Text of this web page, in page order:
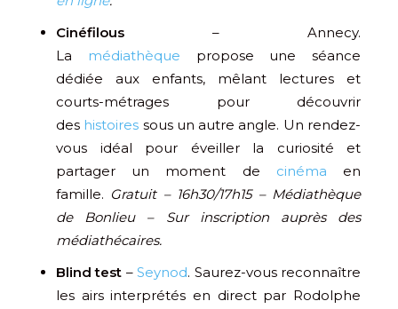
Cinéfilous – Annecy.
La
médiathèque propose une séance
dédiée aux enfants, mêlant lectures et
courts-métrages pour découvrir
des histoires sous un autre angle. Un rendez-
vous idéal pour éveiller la curiosité et
partager un moment de cinéma en
famille. Gratuit – 16h30/17h15 – Médiathèque
de Bonlieu – Sur inscription auprès des
médiathécaires.
Blind test –Seynod. Saurez-vous reconnaître
les airs interprétés en direct par Rodolphe